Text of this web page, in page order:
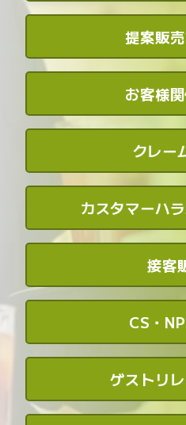
提案販
お客様
クレー
カスタマーハ
接客
CS・
ゲストリ